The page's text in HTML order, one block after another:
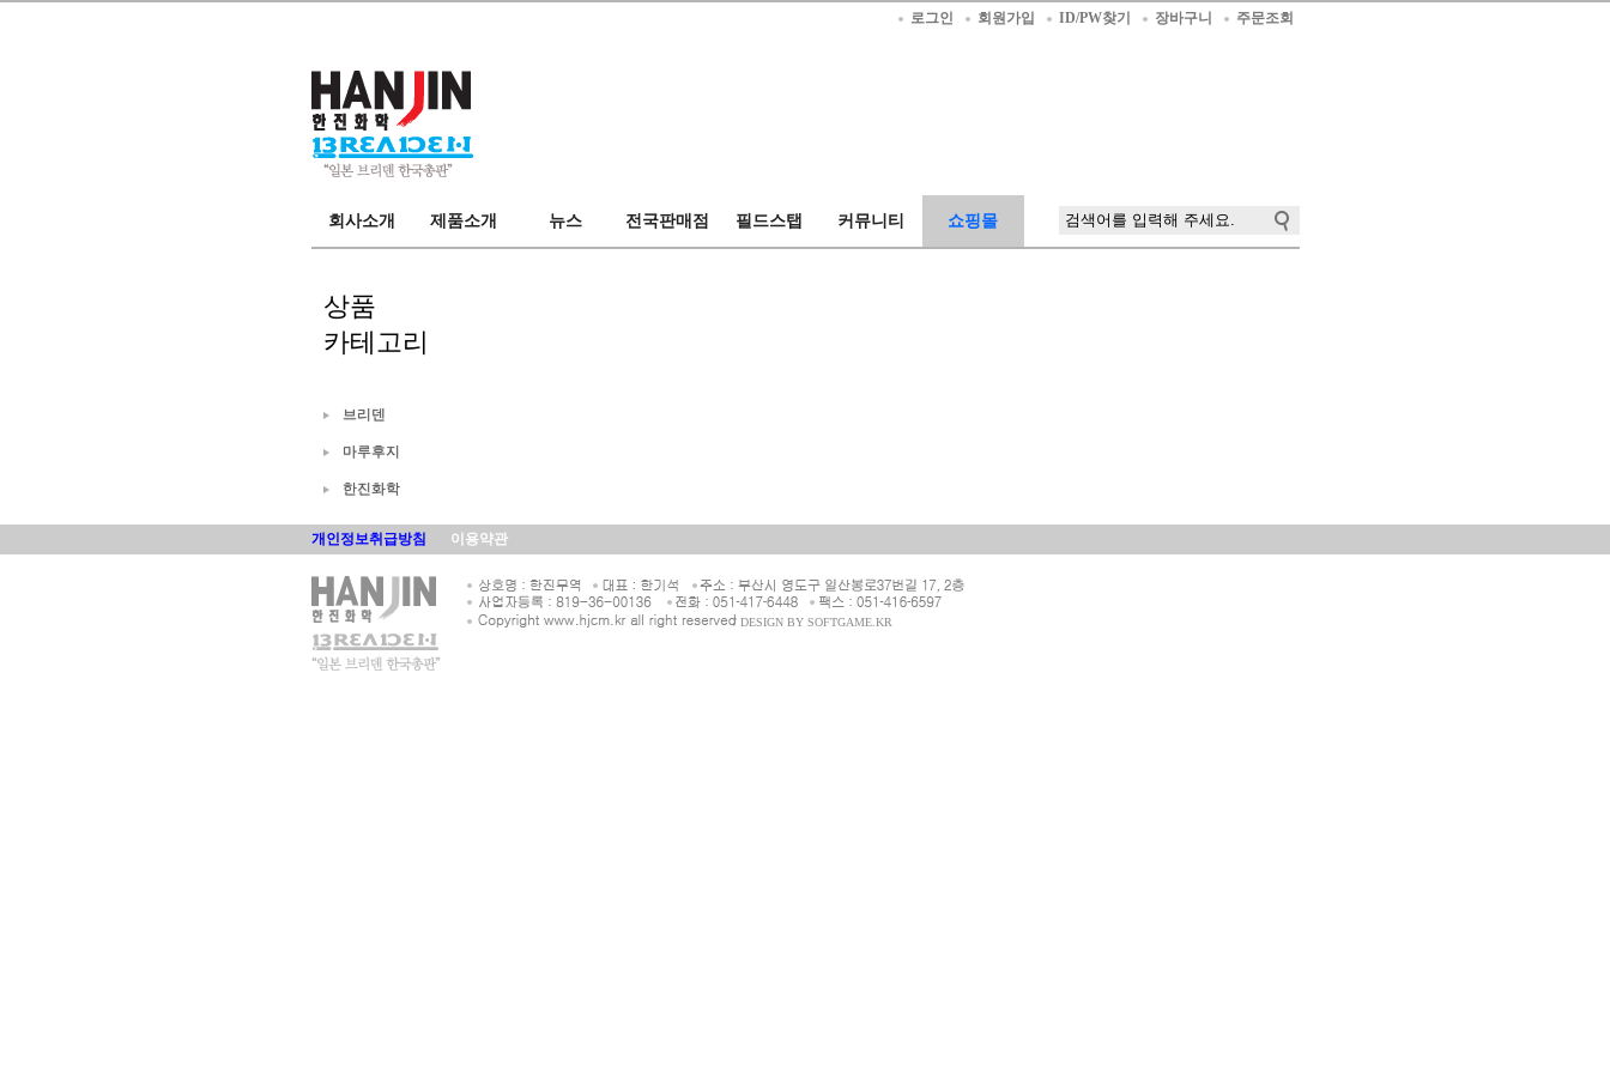
로그인 회원가입 ID/PW찾기 장바구니 주문조회
회사소개
오시는길
제품소개
마루후지
카탈로그
뉴스 전국판매점
전국판매점 필드스탭
스탭 칼럼
커뮤니티
스탭 칼럼
쇼핑몰
상품
카테고리
브리덴
마루후지
한진화학
개인정보취급방침 이용약관
/ DESIGN BY SOFTGAME.KR